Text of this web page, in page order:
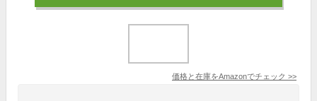
価格と在庫をAmazonでチェック >>